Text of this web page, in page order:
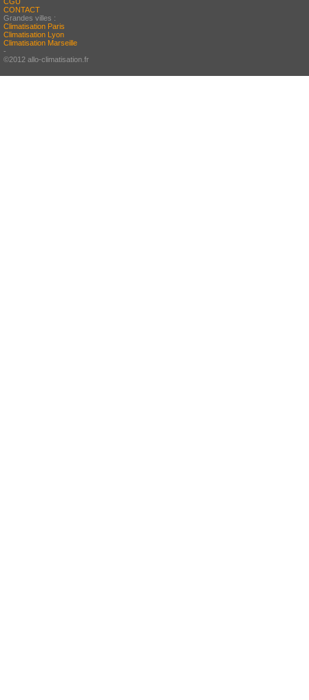
CONTACT
Grandes villes :
Climatisation Paris
Climatisation Lyon
Climatisation Marseille
-
©2012 allo-climatisation.fr